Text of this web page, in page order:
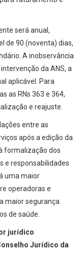
será anual,
de 90 (noventa) dias,
A inobservância
da ANS, a
aplicável. Para
as RNs 363 e 364,
e reajuste.
entre as
após a edição da
formalização dos
e responsabilidades
uma maior
operadoras e
maior segurança
de saúde.
jurídico
Jurídico da